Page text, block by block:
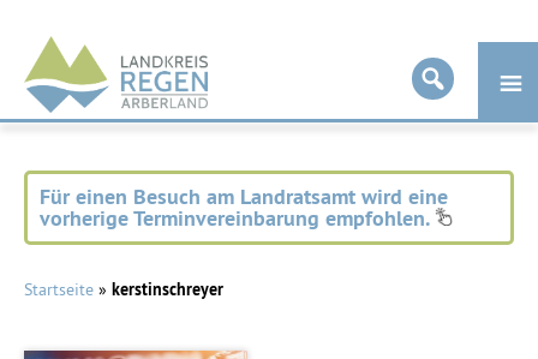
Landkreis
Regen
Für einen Besuch am Landratsamt wird eine
vorherige Terminvereinbarung empfohlen.
Startseite » kerstinschreyer